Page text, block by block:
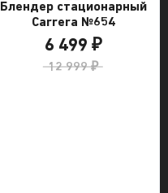
Блендер стационарный
Carrera №654
6 499 ₽
12 999 ₽